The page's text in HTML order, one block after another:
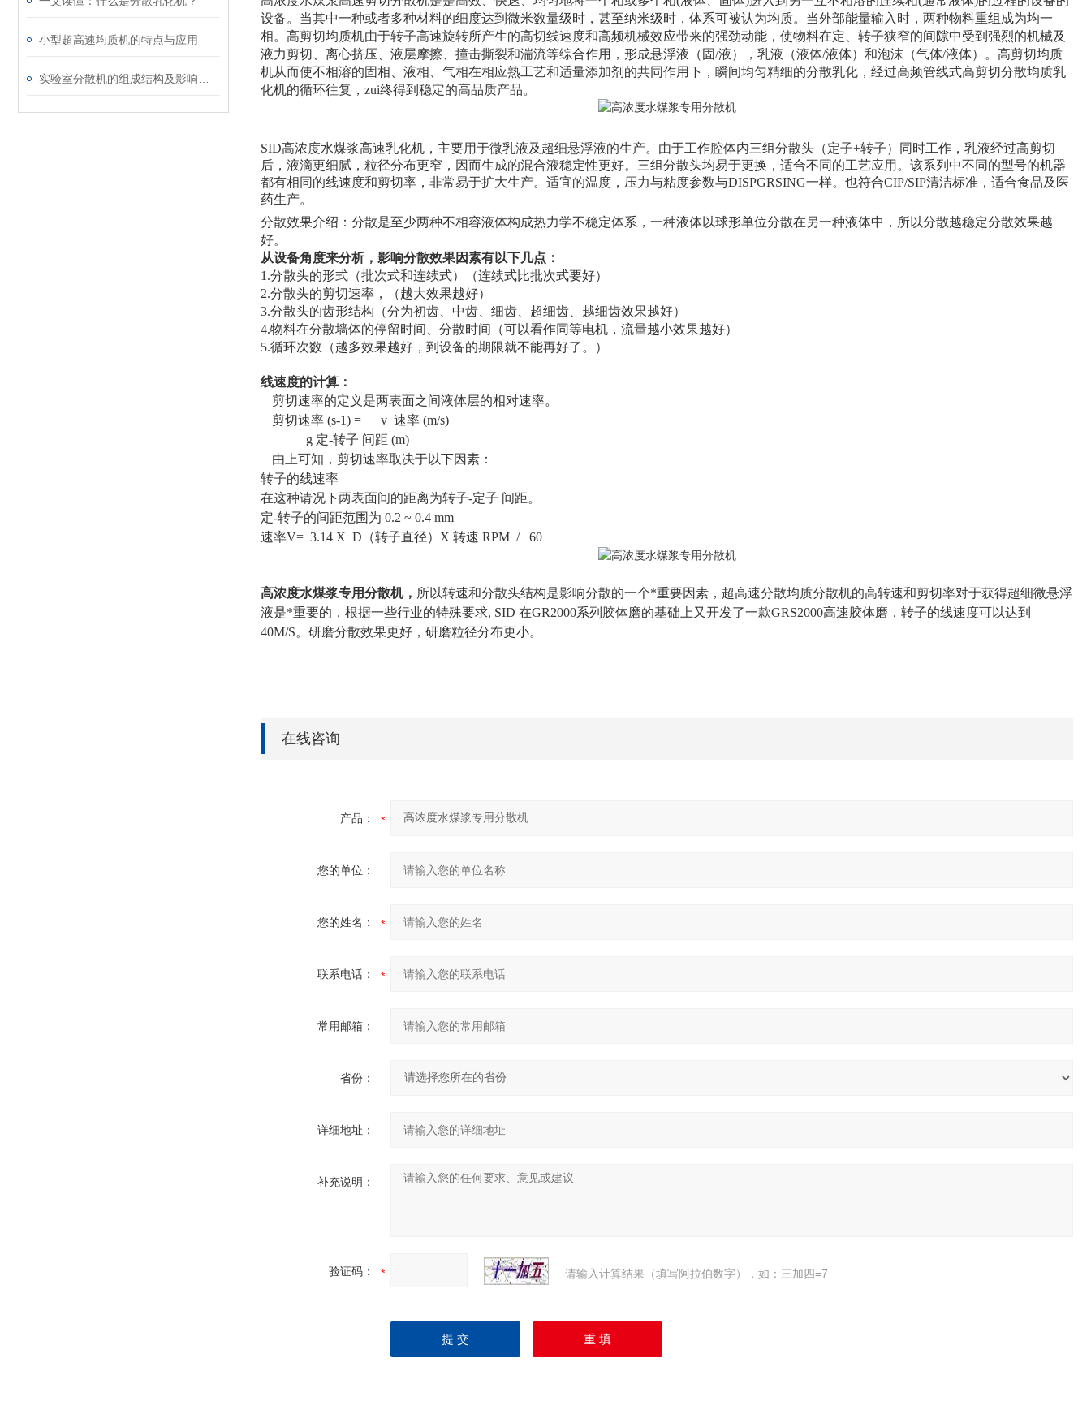
小型超高速均质机的特点与应用
设备。当其中一种或者多种材料的细度达到微米数量级时，甚至纳米级时，体系可被认为均质。当外部能量输入时，两种物料重组成为均一
相。高剪切均质机由于转子高速旋转所产生的高切线速度和高频机械效应带来的强劲动能，使物料在定、转子狭窄的间隙中受到强烈的机械及
液力剪切、离心挤压、液层摩擦、撞击撕裂和湍流等综合作用，形成悬浮液（固/液），乳液（液体/液体）和泡沫（气体/液体）。高剪切均质
机从而使不相溶的固相、液相、气相在相应熟工艺和适量添加剂的共同作用下，瞬间均匀精细的分散乳化，经过高频管线式高剪切分散均质乳
化机的循环往复，zui终得到稳定的高品质产品。
SID高浓度水煤浆高速乳化机，主要用于微乳液及超细悬浮液的生产。由于工作腔体内三组分散头（定子+转子）同时工作，乳液经过高剪切
后，液滴更细腻，粒径分布更窄，因而生成的混合液稳定性更好。三组分散头均易于更换，适合不同的工艺应用。该系列中不同的型号的机器
都有相同的线速度和剪切率，非常易于扩大生产。适宜的温度，压力与粘度参数与DISPGRSING一样。也符合CIP/SIP清洁标准，适合食品及医
药生产。
分散效果介绍：分散是至少两种不相容液体构成热力学不稳定体系，一种液体以球形单位分散在另一种液体中，所以分散越稳定分散效果越
好。
从设备角度来分析，影响分散效果因素有以下几点：
1.分散头的形式（批次式和连续式）（连续式比批次式要好）
2.分散头的剪切速率，（越大效果越好）
3.分散头的齿形结构（分为初齿、中齿、细齿、超细齿、越细齿效果越好）
4.物料在分散墙体的停留时间、分散时间（可以看作同等电机，流量越小效果越好）
5.循环次数（越多效果越好，到设备的期限就不能再好了。）
线速度的计算：
剪切速率的定义是两表面之间液体层的相对速率。
剪切速率 (s-1) = v 速率 (m/s)
g 定-转子 间距 (m)
由上可知，剪切速率取决于以下因素：
转子的线速率
在这种请况下两表面间的距离为转子-定子 间距。
定-转子的间距范围为 0.2 ~ 0.4 mm
速率V= 3.14 X D（转子直径）X 转速 RPM / 60
高浓度水煤浆专用分散机， 所以转速和分散头结构是影响分散的一个*重要因素，超高速分散均质分散机的高转速和剪切率对于获得超细微悬浮
液是*重要的，根据一些行业的特殊要求, SID 在GR2000系列胶体磨的基础上又开发了一款GRS2000高速胶体磨，转子的线速度可以达到
40M/S。研磨分散效果更好，研磨粒径分布更小。
在线咨询
产品：
您的单位：
您的姓名：
联系电话：
常用邮箱：
省份：
详细地址：
补充说明：
验证码： 请输入计算结果（填写阿拉伯数字），如：三加四=7